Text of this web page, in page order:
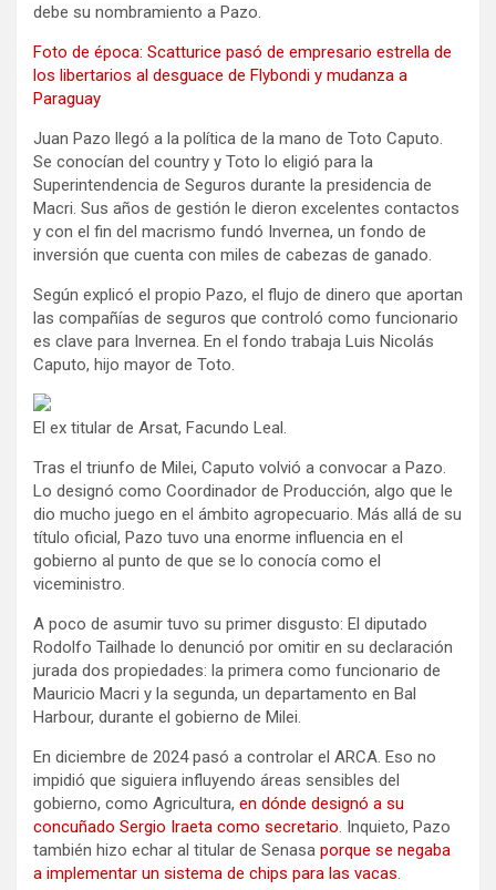
debe su nombramiento a Pazo.
Foto de época: Scatturice pasó de empresario estrella de
los libertarios al desguace de Flybondi y mudanza a
Paraguay
Juan Pazo llegó a la política de la mano de Toto Caputo.
Se conocían del country y Toto lo eligió para la
Superintendencia de Seguros durante la presidencia de
Macri. Sus años de gestión le dieron excelentes contactos
y con el fin del macrismo fundó Invernea, un fondo de
inversión que cuenta con miles de cabezas de ganado.
Según explicó el propio Pazo, el flujo de dinero que aportan
las compañías de seguros que controló como funcionario
es clave para Invernea. En el fondo trabaja Luis Nicolás
Caputo, hijo mayor de Toto.
El ex titular de Arsat, Facundo Leal.
Tras el triunfo de Milei, Caputo volvió a convocar a Pazo.
Lo designó como Coordinador de Producción, algo que le
dio mucho juego en el ámbito agropecuario. Más allá de su
título oficial, Pazo tuvo una enorme influencia en el
gobierno al punto de que se lo conocía como el
viceministro.
A poco de asumir tuvo su primer disgusto: El diputado
Rodolfo Tailhade lo denunció por omitir en su declaración
jurada dos propiedades: la primera como funcionario de
Mauricio Macri y la segunda, un departamento en Bal
Harbour, durante el gobierno de Milei.
En diciembre de 2024 pasó a controlar el ARCA. Eso no
impidió que siguiera influyendo áreas sensibles del
gobierno, como Agricultura, en dónde designó a su
concuñado Sergio Iraeta como secretario . Inquieto, Pazo
también hizo echar al titular de Senasa porque se negaba
a implementar un sistema de chips para las vacas